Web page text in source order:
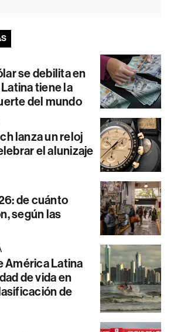
se debilita en
tiene la
del mundo
lanza un reloj
el alunizaje
de cuánto
según las
América Latina
de vida en
de